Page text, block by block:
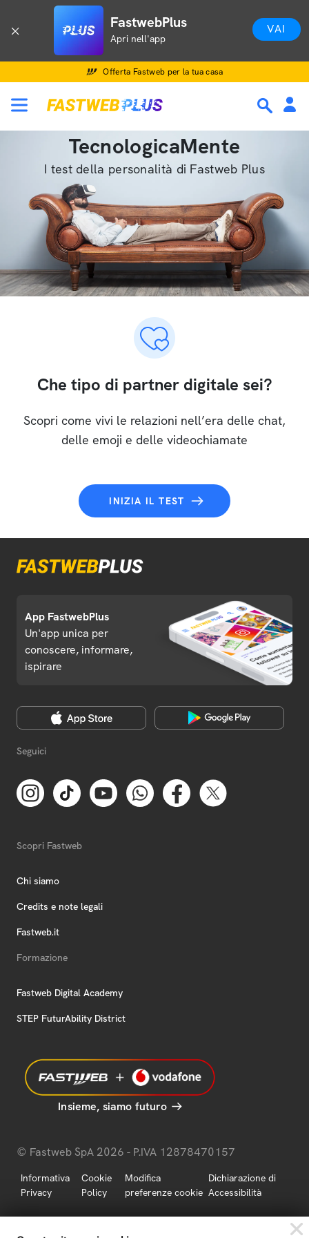
FastwebPlus
Apri nell'app
VAI
Offerta Fastweb per la tua casa
TecnologicaMente
I test della personalità di Fastweb Plus
Che tipo di partner digitale sei?
Scopri come vivi le relazioni nell’era delle chat,
delle emoji e delle videochiamate
INIZIA IL TEST
App FastwebPlus
Un'app unica per
conoscere, informare,
ispirare
Seguici
Scopri Fastweb
Chi siamo
Credits e note legali
Fastweb.it
Formazione
Fastweb Digital Academy
STEP FuturAbility District
Insieme, siamo futuro
© Fastweb SpA 2026 - P.IVA 12878470157
Informativa
Privacy
Cookie
Policy
Modifica
preferenze cookie
Dichiarazione di
Accessibilità